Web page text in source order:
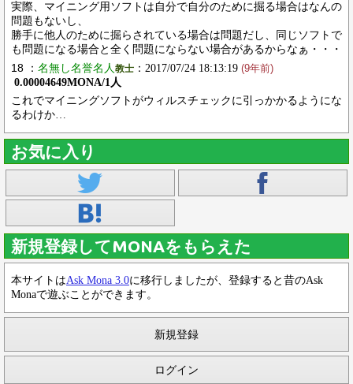
実際、マイニング用ソフトは自分で自分のために掘る場合はなんの
問題もないし、
勝手に他人のために掘らされている場合は問題だし、同じソフトで
も問題になる場合と全く問題にならない場合があるからなぁ・・・
18 ： 名無し名誉名人 教士 ：2017/07/24 18:13:19 (9年前)
0.00004649MONA/1人
これでマイニングソフトがウィルスチェックに引っかかるようにな
るわけか…
お気に入り
新規登録してMONAをもらえた
本サイトはAsk Mona 3.0に移行しましたが、登録すると昔のAsk
Monaで遊ぶことができます。
新規登録
ログイン